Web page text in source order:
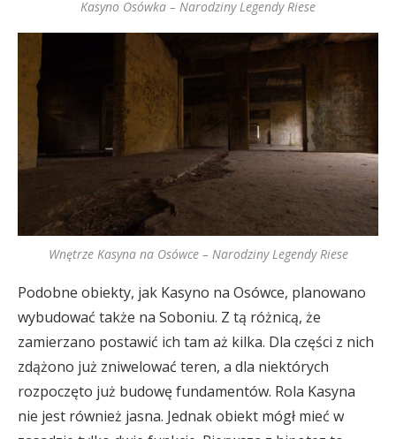
Kasyno Osówka – Narodziny Legendy Riese
Wnętrze Kasyna na Osówce – Narodziny Legendy Riese
Podobne obiekty, jak Kasyno na Osówce, planowano
wybudować także na Soboniu. Z tą różnicą, że
zamierzano postawić ich tam aż kilka. Dla części z nich
zdążono już zniwelować teren, a dla niektórych
rozpoczęto już budowę fundamentów. Rola Kasyna
nie jest również jasna. Jednak obiekt mógł mieć w